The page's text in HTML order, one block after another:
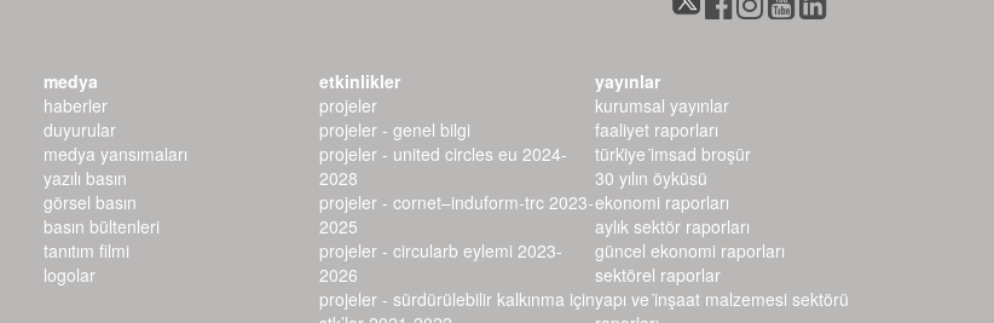
medya
haberler
duyurular
medya yansımaları
yazılı basın
görsel basın
basın bültenleri
tanıtım filmi
logolar
etkinlikler
projeler
projeler - genel bilgi
projeler - united circles eu 2024-
2028
projeler - cornet–induform-trc 2023-
2025
projeler - circularb eylemi 2023-
2026
projeler - sürdürülebilir kalkınma için
yayınlar
kurumsal yayınlar
faaliyet raporları
türki̇ye i̇msad broşür
30 yılın öyküsü
ekonomi raporları
aylık sektör raporları
güncel ekonomi raporları
sektörel raporlar
yapı ve i̇nşaat malzemesi sektörü r